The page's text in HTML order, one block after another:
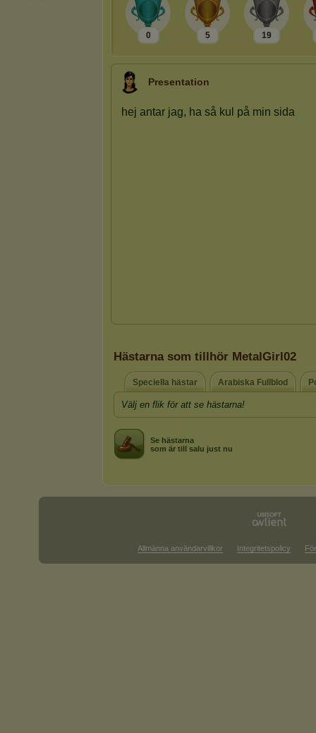
0 5 19
Presentation
Hästarna som tillhör MetalGirl02
Speciella hästar Arabiska Fullblod
Välj en flik för att se hästarna!
Se hästarna
som är till salu just nu
Allmänna användarvillkor Integritetspolicy